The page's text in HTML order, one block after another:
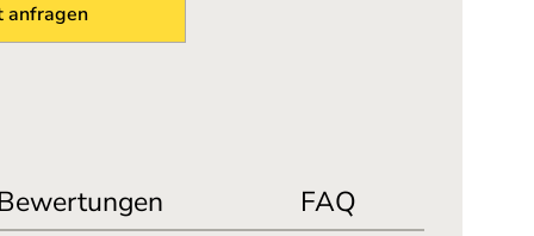
anfragen
Bewertungen FAQ